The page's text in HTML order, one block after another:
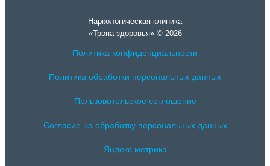
Наркологическая клиника
«Тропа здоровья» © 2026
Политика конфиденциальности
Политика обработки персональных данных
Пользовотельское соглошение
Согласие на обработку персональных данных
Яндекс метрика